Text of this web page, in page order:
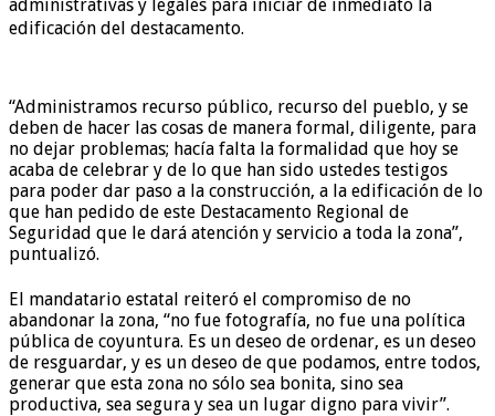
administrativas y legales para iniciar de inmediato la
edificación del destacamento.
“Administramos recurso público, recurso del pueblo, y se
deben de hacer las cosas de manera formal, diligente, para
no dejar problemas; hacía falta la formalidad que hoy se
acaba de celebrar y de lo que han sido ustedes testigos
para poder dar paso a la construcción, a la edificación de lo
que han pedido de este Destacamento Regional de
Seguridad que le dará atención y servicio a toda la zona”,
puntualizó.
El mandatario estatal reiteró el compromiso de no
abandonar la zona, “no fue fotografía, no fue una política
pública de coyuntura. Es un deseo de ordenar, es un deseo
de resguardar, y es un deseo de que podamos, entre todos,
generar que esta zona no sólo sea bonita, sino sea
productiva, sea segura y sea un lugar digno para vivir”.